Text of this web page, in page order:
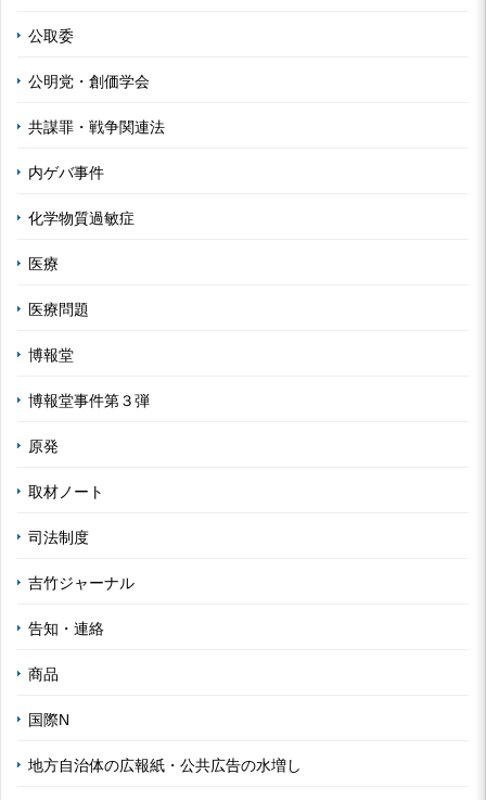
公取委
公明党・創価学会
共謀罪・戦争関連法
内ゲバ事件
化学物質過敏症
医療
医療問題
博報堂
博報堂事件第３弾
原発
取材ノート
司法制度
吉竹ジャーナル
告知・連絡
商品
国際N
地方自治体の広報紙・公共広告の水増し